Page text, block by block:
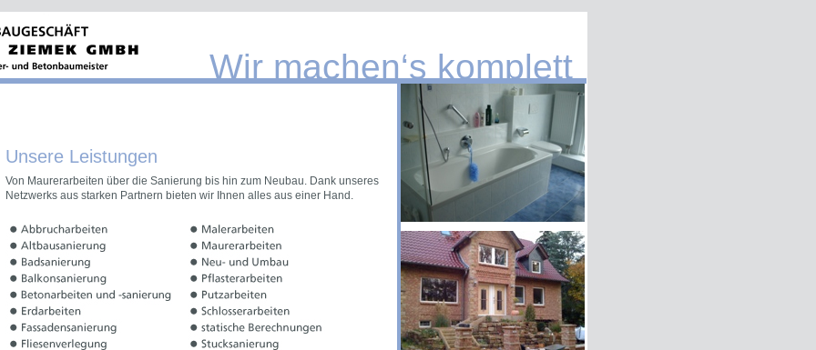
Wir machen‘s komplett
Unsere Leistungen
Von Maurerarbeiten über die Sanierung bis hin zum Neubau. Dank unseres
Netzwerks aus starken Partnern bieten wir Ihnen alles aus einer Hand.